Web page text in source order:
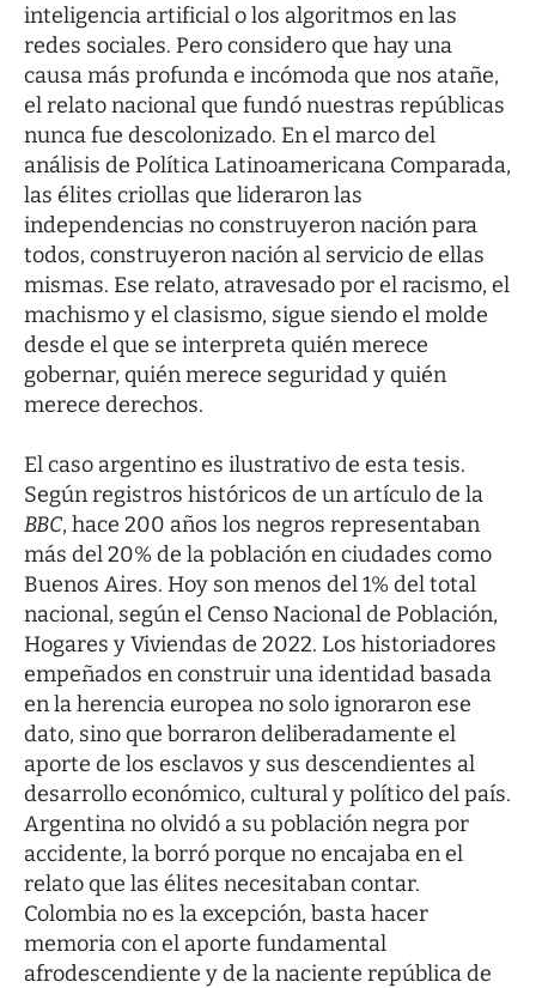
inteligencia artificial o los algoritmos en las
redes sociales. Pero considero que hay una
causa más profunda e incómoda que nos atañe,
el relato nacional que fundó nuestras repúblicas
nunca fue descolonizado. En el marco del
análisis de Política Latinoamericana Comparada,
las élites criollas que lideraron las
independencias no construyeron nación para
todos, construyeron nación al servicio de ellas
mismas. Ese relato, atravesado por el racismo, el
machismo y el clasismo, sigue siendo el molde
desde el que se interpreta quién merece
gobernar, quién merece seguridad y quién
merece derechos.
El caso argentino es ilustrativo de esta tesis.
Según registros históricos de un artículo de la
BBC, hace 200 años los negros representaban
más del 20% de la población en ciudades como
Buenos Aires. Hoy son menos del 1% del total
nacional, según el Censo Nacional de Población,
Hogares y Viviendas de 2022. Los historiadores
empeñados en construir una identidad basada
en la herencia europea no solo ignoraron ese
dato, sino que borraron deliberadamente el
aporte de los esclavos y sus descendientes al
desarrollo económico, cultural y político del país.
Argentina no olvidó a su población negra por
accidente, la borró porque no encajaba en el
relato que las élites necesitaban contar.
Colombia no es la excepción, basta hacer
memoria con el aporte fundamental
afrodescendiente y de la naciente república de